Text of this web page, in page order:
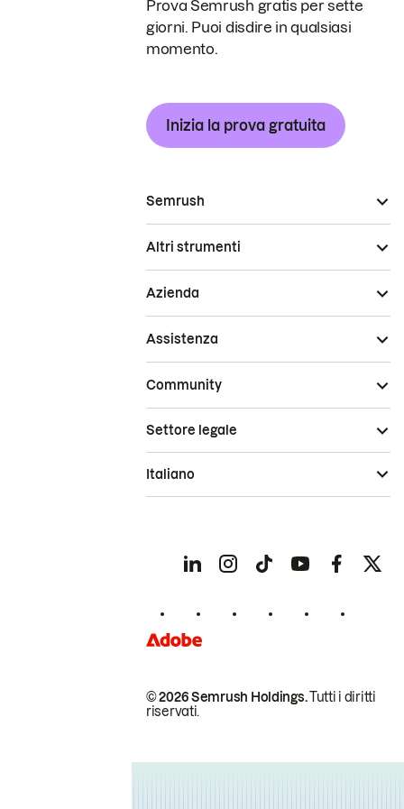
Prova Semrush gratis per sette
giorni. Puoi disdire in qualsiasi
momento.
Inizia la prova gratuita
Semrush
Altri strumenti
Azienda
Assistenza
Community
© 2026 Semrush Holdings.Tutti i diritti
riservati.
Settore legale
Italiano